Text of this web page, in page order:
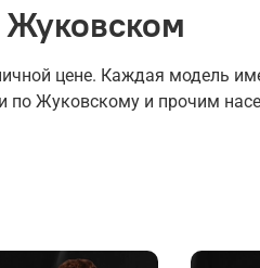
Жуковском
цене. Каждая модель
по Жуковскому и прочим